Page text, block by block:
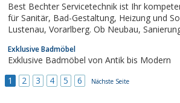
Best Bechter Servicetechnik ist Ihr
für Sanitär, Bad-Gestaltung, Heizung und Solar - Ihr Installateur in
Lustenau, Vorarlberg. Ob Neubau, Sanierung oder Renovierung:
Wir arbeiten schnell und gründlich – zu
Exklusive Badmöbel
Exklusive Badmöbel von Antik bis Modern
1
2 3 4 5 6 Nächste Seite